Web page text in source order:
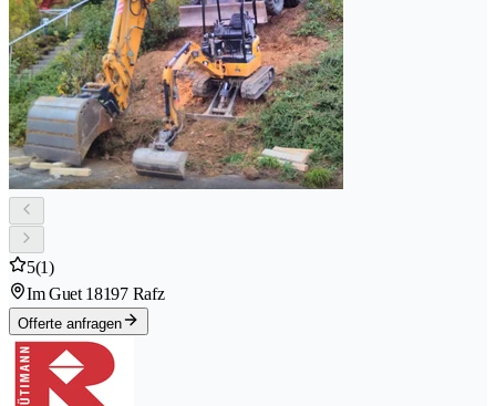
5(1)
Im Guet 18197 Rafz
Offerte anfragen